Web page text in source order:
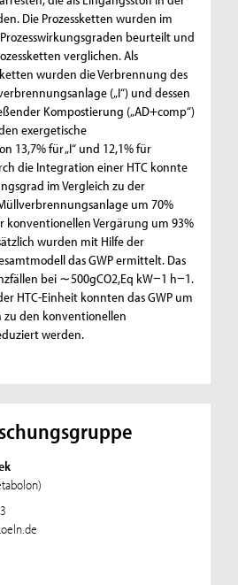
Die Prozessketten wurden im
beurteilt und
verglichen. Als
wurden die Verbrennung des
(„I“) und dessen
Kompostierung („AD+comp“)
exergetische
13,7% für „I“ und 12,1% für
die Integration einer HTC konnte
im Vergleich zu der
um 70%
konventionellen Vergärung um 93%
wurden mit Hilfe der
das GWP ermittelt. Das
bei ∼500gCO2,Eq kW−1 h−1.
HTC-Einheit konnten das GWP um
zu den konventionellen
werden.